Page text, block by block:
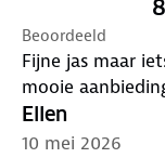
8
Beoordeeld
Fijne jas maar
mooie
Ellen
10 mei 2026